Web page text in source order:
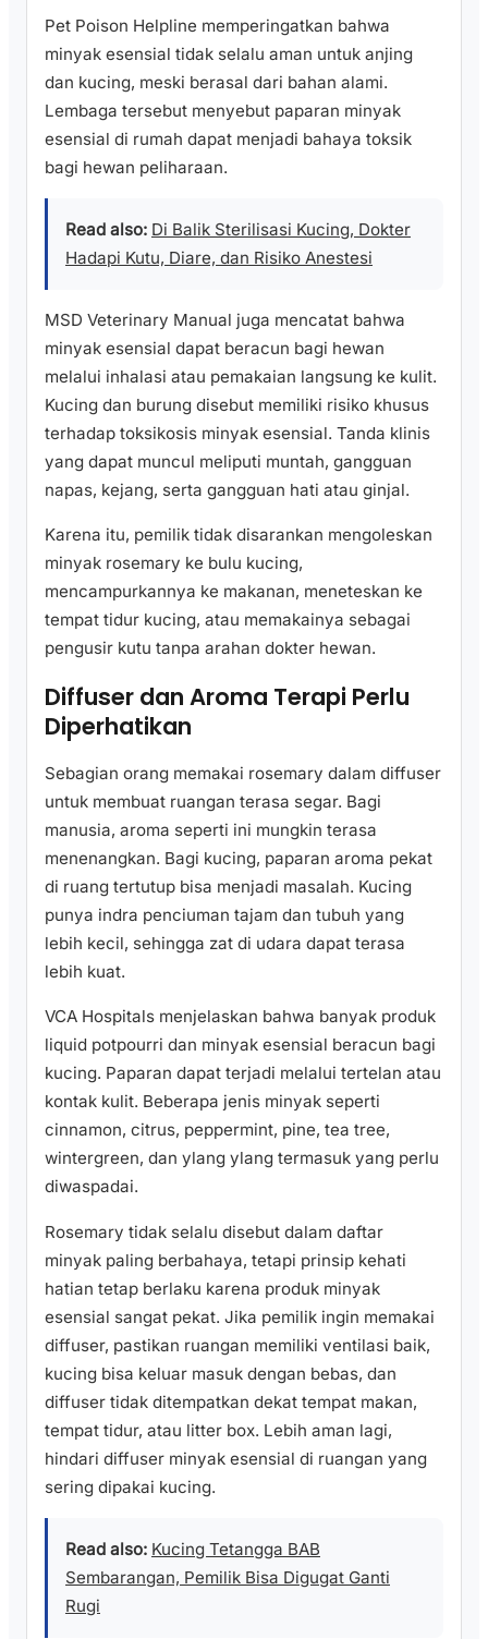
Pet Poison Helpline memperingatkan bahwa
minyak esensial tidak selalu aman untuk anjing
dan kucing, meski berasal dari bahan alami.
Lembaga tersebut menyebut paparan minyak
esensial di rumah dapat menjadi bahaya toksik
bagi hewan peliharaan.
Read also: Di Balik Sterilisasi Kucing, Dokter
Hadapi Kutu, Diare, dan Risiko Anestesi
MSD Veterinary Manual juga mencatat bahwa
minyak esensial dapat beracun bagi hewan
melalui inhalasi atau pemakaian langsung ke kulit.
Kucing dan burung disebut memiliki risiko khusus
terhadap toksikosis minyak esensial. Tanda klinis
yang dapat muncul meliputi muntah, gangguan
napas, kejang, serta gangguan hati atau ginjal.
Karena itu, pemilik tidak disarankan mengoleskan
minyak rosemary ke bulu kucing,
mencampurkannya ke makanan, meneteskan ke
tempat tidur kucing, atau memakainya sebagai
pengusir kutu tanpa arahan dokter hewan.
Diffuser dan Aroma Terapi Perlu
Diperhatikan
Sebagian orang memakai rosemary dalam diffuser
untuk membuat ruangan terasa segar. Bagi
manusia, aroma seperti ini mungkin terasa
menenangkan. Bagi kucing, paparan aroma pekat
di ruang tertutup bisa menjadi masalah. Kucing
punya indra penciuman tajam dan tubuh yang
lebih kecil, sehingga zat di udara dapat terasa
lebih kuat.
VCA Hospitals menjelaskan bahwa banyak produk
liquid potpourri dan minyak esensial beracun bagi
kucing. Paparan dapat terjadi melalui tertelan atau
kontak kulit. Beberapa jenis minyak seperti
cinnamon, citrus, peppermint, pine, tea tree,
wintergreen, dan ylang ylang termasuk yang perlu
diwaspadai.
Rosemary tidak selalu disebut dalam daftar
minyak paling berbahaya, tetapi prinsip kehati
hatian tetap berlaku karena produk minyak
esensial sangat pekat. Jika pemilik ingin memakai
diffuser, pastikan ruangan memiliki ventilasi baik,
kucing bisa keluar masuk dengan bebas, dan
diffuser tidak ditempatkan dekat tempat makan,
tempat tidur, atau litter box. Lebih aman lagi,
hindari diffuser minyak esensial di ruangan yang
sering dipakai kucing.
Read also: Kucing Tetangga BAB
Sembarangan, Pemilik Bisa Digugat Ganti
Rugi